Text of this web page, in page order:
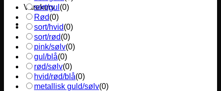
Varekurv
sort/gul (0)
Rød(0)
sort/hvid(0)
sort/rød(0)
pink/sølv(0)
gul/blå(0)
rød/sølv(0)
hvid/rød/blå(0)
metallisk guld/sølv(0)